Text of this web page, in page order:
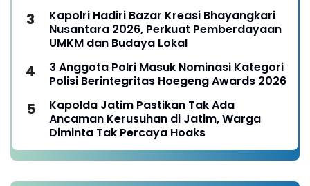
Kapolri Hadiri Bazar Kreasi Bhayangkari
Nusantara 2026, Perkuat Pemberdayaan
UMKM dan Budaya Lokal
3 Anggota Polri Masuk Nominasi Kategori
Polisi Berintegritas Hoegeng Awards 2026
Kapolda Jatim Pastikan Tak Ada
Ancaman Kerusuhan di Jatim, Warga
Diminta Tak Percaya Hoaks